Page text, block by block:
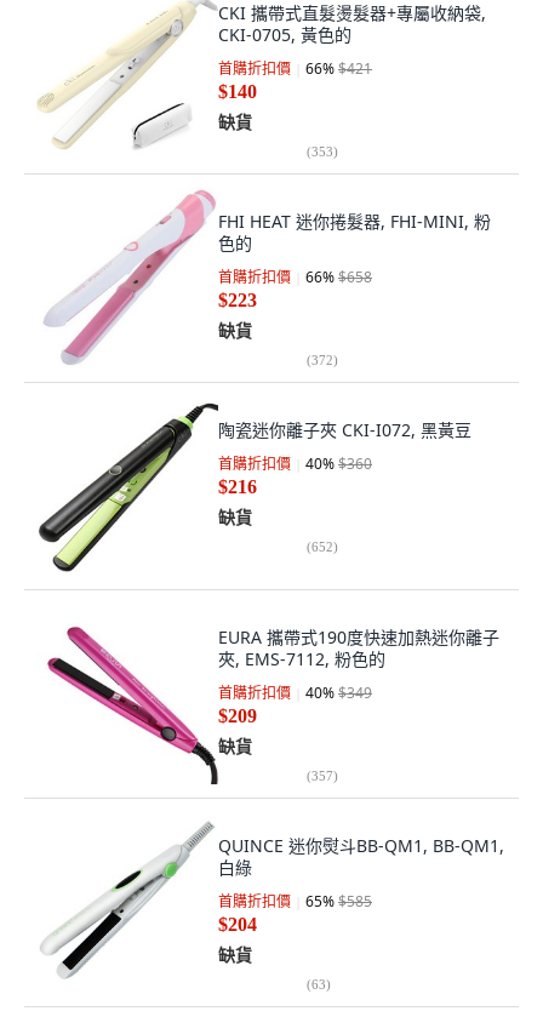
CKI 攜帶式直髮燙髮器+專屬收納袋,
CKI-0705, 黃色的
首購折扣價 66%$421
$140
缺貨
(353)
FHI HEAT 迷你捲髮器, FHI-MINI, 粉
色的
首購折扣價 66%$658
$223
缺貨
(372)
陶瓷迷你離子夾 CKI-I072, 黑黃豆
首購折扣價 40%$360
$216
缺貨
(652)
EURA 攜帶式190度快速加熱迷你離子
夾, EMS-7112, 粉色的
首購折扣價 40%$349
$209
缺貨
(357)
QUINCE 迷你熨斗BB-QM1, BB-QM1,
白綠
首購折扣價 65%$585
$204
缺貨
(63)